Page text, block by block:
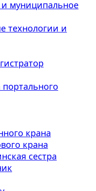
и муниципальное
технологии и
крана
крана
сестра